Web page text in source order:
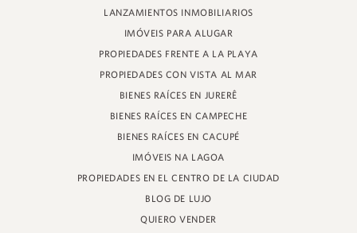
LANZAMIENTOS INMOBILIARIOS
IMÓVEIS PARA ALUGAR
PROPIEDADES FRENTE A LA PLAYA
PROPIEDADES CON VISTA AL MAR
BIENES RAÍCES EN JURERÊ
BIENES RAÍCES EN CAMPECHE
BIENES RAÍCES EN CACUPÉ
IMÓVEIS NA LAGOA
PROPIEDADES EN EL CENTRO DE LA CIUDAD
BLOG DE LUJO
QUIERO VENDER